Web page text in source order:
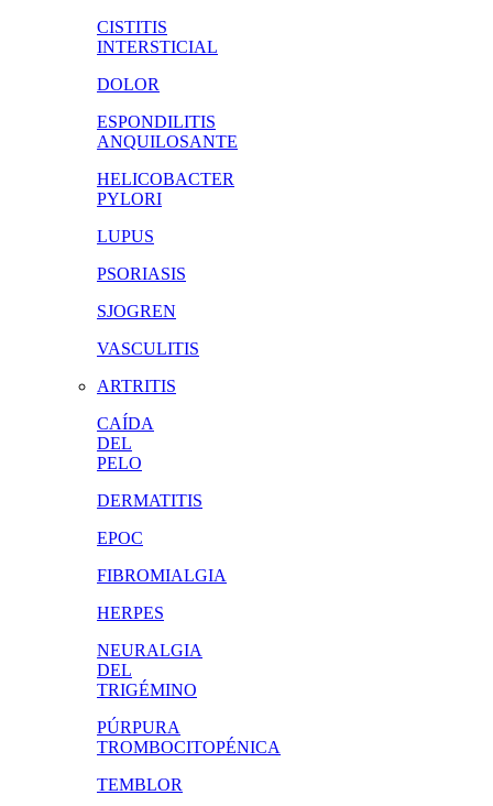
CISTITIS
INTERSTICIAL
DOLOR
ESPONDILITIS
ANQUILOSANTE
HELICOBACTER
PYLORI
LUPUS
PSORIASIS
SJOGREN
VASCULITIS
ARTRITIS
CAÍDA
DEL
PELO
DERMATITIS
EPOC
FIBROMIALGIA
HERPES
NEURALGIA
DEL
TRIGÉMINO
PÚRPURA
TROMBOCITOPÉNICA
TEMBLOR